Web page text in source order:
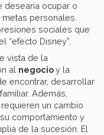
desearía ocupar o
personales.
sociales que
Disney”.
vista de la
al negocioy la
encontrar, desarrollar
Además,
un cambio
comportamiento y
de la sucesión. El